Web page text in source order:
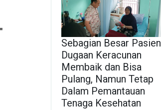
Sebagian Besar Pasien
Dugaan Keracunan
Membaik dan Bisa
Pulang, Namun Tetap
Dalam Pemantauan
Tenaga Kesehatan